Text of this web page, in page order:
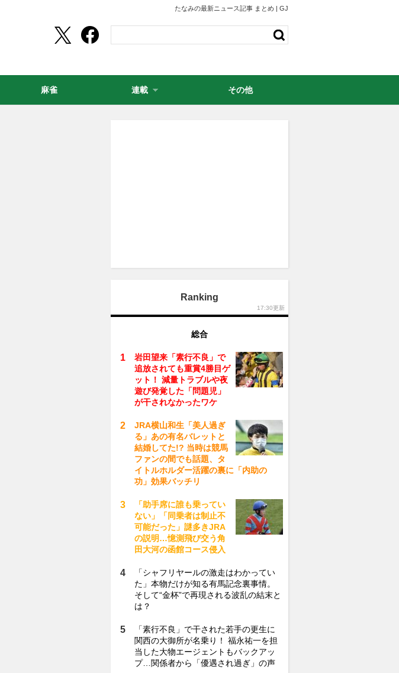
たなみの最新ニュース記事 まとめ | GJ
Ranking
17:30更新
総合
岩田望来「素行不良」で
追放されても重賞4勝目ゲ
ット！ 減量トラブルや夜
遊び発覚した「問題児」
が干されなかったワケ
JRA横山和生「美人過ぎ
る」あの有名バレットと
結婚してた!? 当時は競馬
ファンの間でも話題、タ
イトルホルダー活躍の裏に「内助の
功」効果バッチリ
「助手席に誰も乗ってい
ない」「同乗者は制止不
可能だった」謎多きJRA
の説明…憶測飛び交う角
田大河の函館コース侵入
「シャフリヤールの激走はわかってい
た」本物だけが知る有馬記念裏事情。
そして“金杯”で再現される波乱の結末と
は？
「素行不良」で干された若手の更生に
関西の大御所が名乗り！ 福永祐一を担
当した大物エージェントもバックアッ
プ…関係者から「優遇され過ぎ」の声
麻雀 連載 その他